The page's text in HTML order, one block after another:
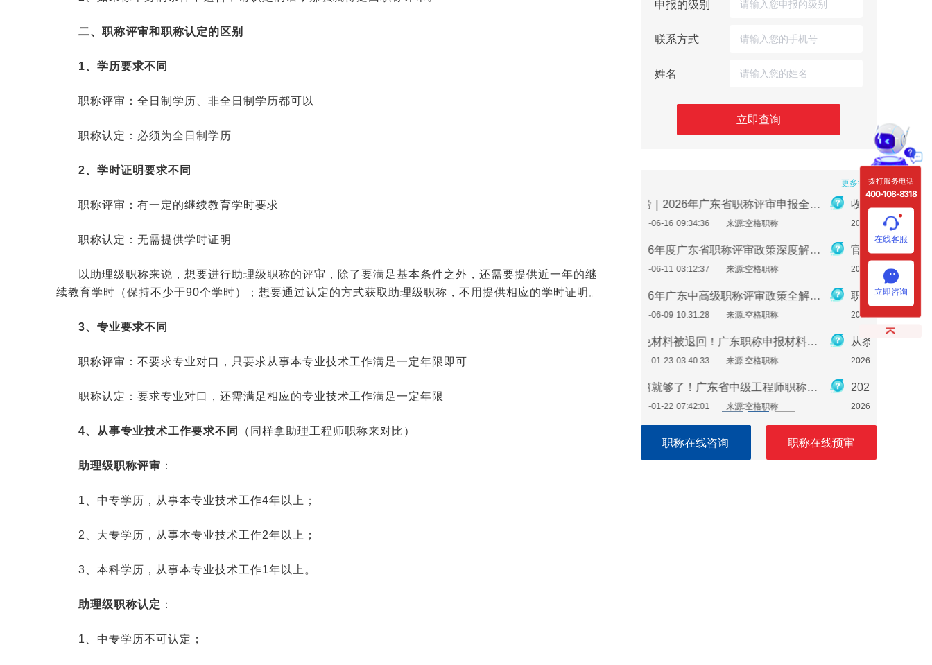
二、职称评审和职称认定的区别
1、学历要求不同
职称评审：全日制学历、非全日制学历都可以
职称认定：必须为全日制学历
2、学时证明要求不同
职称评审：有一定的继续教育学时要求
职称认定：无需提供学时证明
以助理级职称来说，想要进行助理级职称的评审，除了要满足基本条件之外，还需要提供近一年的继
续教育学时（保持不少于90个学时）；想要通过认定的方式获取助理级职称，不用提供相应的学时证明。
3、专业要求不同
职称评审：不要求专业对口，只要求从事本专业技术工作满足一定年限即可
职称认定：要求专业对口，还需满足相应的专业技术工作满足一定年限
4、从事专业技术工作要求不同 （同样拿助理工程师职称来对比）
助理级职称评审 ：
1、中专学历，从事本专业技术工作4年以上；
2、大专学历，从事本专业技术工作2年以上；
3、本科学历，从事本专业技术工作1年以上。
助理级职称认定 ：
1、中专学历不可认定；
申报的级别
联系方式
姓名
立即查询
更多>>
2026-06-11 03:12:37 来源:空格职称
2026-01-23 03:40:33
收藏必备！广东省中级职称获取的两种方式及详细条件（2026版）
2026-01-21 09:28:28 来源:空格职称
官方发布！2025年度广东建筑工程职称评审通知要点全解读
2026-01-20 04:00:36 来源:空格职称
职称评审必备！广东省专业技术人员继续教育学时要求（2026年）
2026-01-19 10:34:29 来源:空格职称
从条件到领证：一步步教你如何评上广东省助理工程师
2026-01-16 08:26:30 来源:空格职称
2026年广东工程师职称评审：手把手教你准备申报材料
2026-01-15 08:07:05 来源:空格职称
2026-01-
2026-01-
2026-01-
职称在线咨询 职称在线预审
拨打服务电话
400-108-8318
在线客服
立即咨询